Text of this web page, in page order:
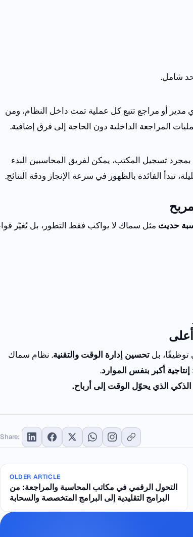
شامل.
مدير أو مراجع تتبع كل عملية تمت داخل النظام، ومن
المراجعة الداخلية دون الحاجة إلى فرق إضافية.
بمجرد تسجيل المكتب، يمكن لفريق المحاسبين البدء
تبدأ الفائدة بالظهور في سرعة الإنجاز ودقة النتائج.
حديث مثل سماك لا يواكب فقط التطور ، بل يُغيّر
.
أعلى
توظيفًا، بل تحسين إدارة الوقت والتقنية. نظام سماك
إنتاجية أكبر بنفس الموارد.
الذكي الذي يحوّل الوقت إلى أرباح.
Share:
OLDER ARTICLE
التحول الرقمي في مكاتب المحاسبة والمراجعة: من
البرامج التقليدية إلى البرامج المتخصصة والسحابة